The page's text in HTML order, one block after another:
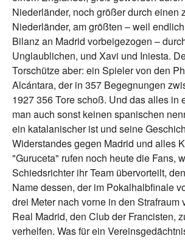
Niederländer, noch größer durch einen
Niederländer, am größten – weil
Bilanz an Madrid vorbeigezogen –
Unglaublichen, und Xavi und Iniesta.
Torschütze aber: ein Spieler von den
Alcántara, der in 357 Begegnungen
1927 356 Tore schoß. Und das alles in
man auch sonst keinen spanischen
ein katalanischer ist und seine
Widerstandes gegen Madrid und alles
"Guruceta" rufen noch heute die Fans,
Schiedsrichter ihr Team übervorteilt,
Name dessen, der im Pokalhalbfinale
drei Meter nach vorne in den Strafraum
Real Madrid, den Club der Francisten,
verhelfen. Was für ein